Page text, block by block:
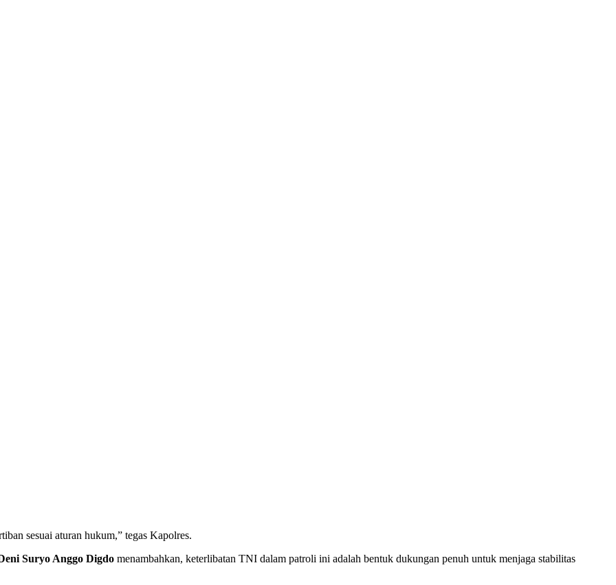
sesuai aturan hukum,” tegas Kapolres.
Suryo Anggo Digdo menambahkan, keterlibatan TNI dalam patroli ini adalah bentuk dukungan penuh untuk menjaga stabilitas